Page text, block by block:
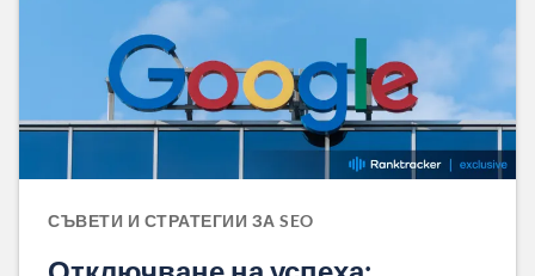
СЪВЕТИ И СТРАТЕГИИ ЗА SEO